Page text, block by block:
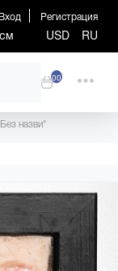
Вход Регистрация
см USD RU
00
назви"